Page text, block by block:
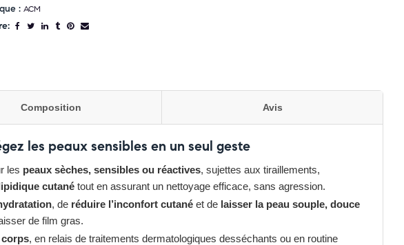
: ACM
Composition Avis
les peaux sensibles en un seul geste
les peaux sèches, sensibles ou réactives, sujettes aux tiraillements,
cutané tout en assurant un nettoyage efficace, sans agression.
, de réduire l’inconfort cutané et de laisser la peau souple, douce
de film gras.
corps, en relais de traitements dermatologiques desséchants ou en routine